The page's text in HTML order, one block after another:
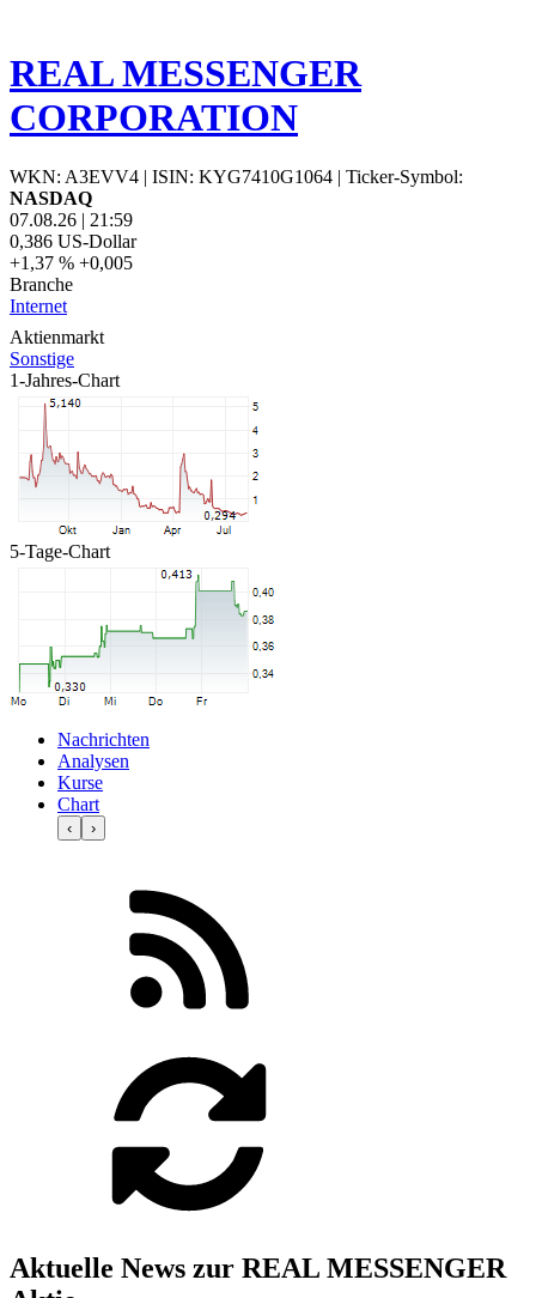
REAL MESSENGER
CORPORATION
WKN: A3EVV4 | ISIN: KYG7410G1064 | Ticker-Symbol:
NASDAQ
07.08.26 | 21:59
0,386 US-Dollar
+1,37 % +0,005
Branche
Internet
Aktienmarkt
Sonstige
1-Jahres-Chart
5-Tage-Chart
Nachrichten
Analysen
Kurse
Chart
‹ ›
Aktuelle News zur REAL MESSENGER